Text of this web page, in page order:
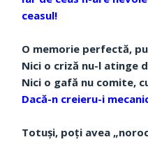
ceasul!
O memorie perfectă,
Nici o criză nu-l atinge
Nici o gafă nu comite,
Dacă-n creieru-i
Totuși, poți avea